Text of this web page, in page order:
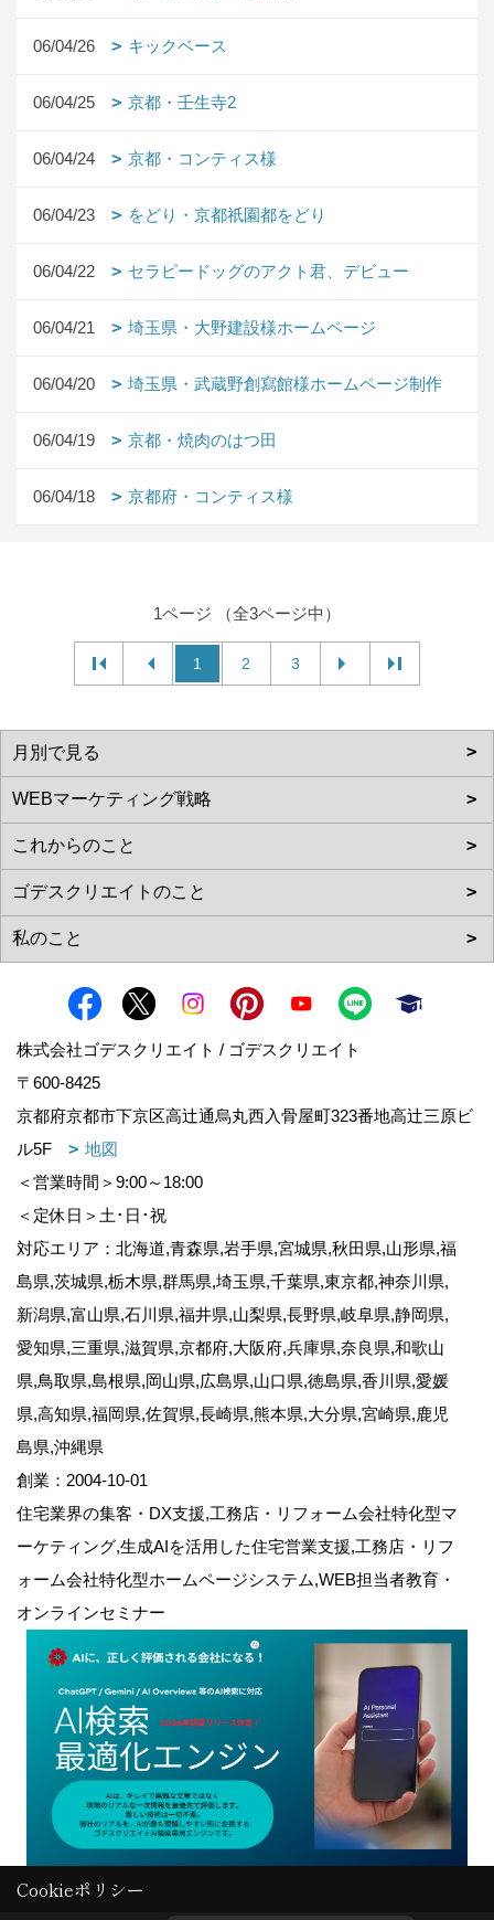
06/04/26 キックベース
06/04/25 京都・壬生寺2
06/04/24 京都・コンティス様
06/04/23 をどり・京都祇園都をどり
06/04/22 セラピードッグのアクト君、デビュー
06/04/21 埼玉県・大野建設様ホームページ
06/04/20 埼玉県・武蔵野創寫館様ホームページ制作
06/04/19 京都・焼肉のはつ田
06/04/18 京都府・コンティス様
1ページ （全3ページ中）
1 2 3
株式会社ゴデスクリエイト / ゴデスクリエイト
〒600-8425
京都府京都市下京区高辻通烏丸西入骨屋町323番地高辻三原ビ
ル5F
地図
＜営業時間＞9:00～18:00
＜定休日＞土･日･祝
対応エリア：北海道,青森県,岩手県,宮城県,秋田県,山形県,福
島県,茨城県,栃木県,群馬県,埼玉県,千葉県,東京都,神奈川県,
新潟県,富山県,石川県,福井県,山梨県,長野県,岐阜県,静岡県,
愛知県,三重県,滋賀県,京都府,大阪府,兵庫県,奈良県,和歌山
県,鳥取県,島根県,岡山県,広島県,山口県,徳島県,香川県,愛媛
県,高知県,福岡県,佐賀県,長崎県,熊本県,大分県,宮崎県,鹿児
島県,沖縄県
創業：2004-10-01
住宅業界の集客・DX支援,工務店・リフォーム会社特化型マ
ーケティング,生成AIを活用した住宅営業支援,工務店・リフ
ォーム会社特化型ホームページシステム,WEB担当者教育・
オンラインセミナー
Cookieポリシー